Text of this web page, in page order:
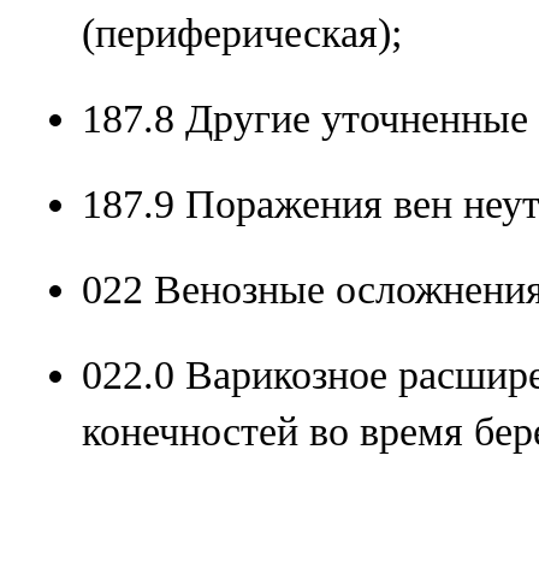
(периферическая);
187.8 Другие
187.9 Поражения вен
022 Венозные
022.0 Варикозное
конечностей во время